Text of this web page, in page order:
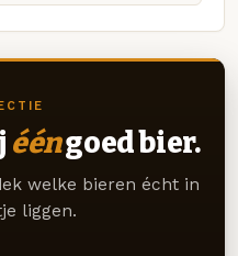
ééngoed bier.
welke bieren écht in
liggen.